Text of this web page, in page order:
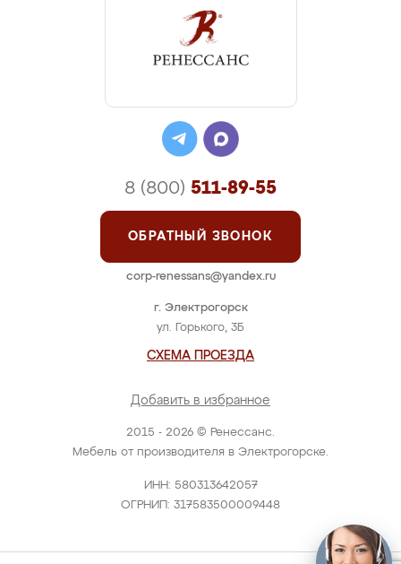
2015 - 2026 © Ренессанс.
Мебель от производителя в Электрогорске.
ИНН: 580313642057
ОГРНИП: 317583500009448
г. Электрогорск
ул. Горького, 3Б
СХЕМА ПРОЕЗДА
Добавить в избранное
8 (800) 511-89-55
ОБРАТНЫЙ ЗВОНОК
corp-renessans@yandex.ru